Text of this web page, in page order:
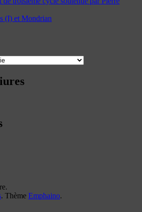
(I) et Mondrian
. Thème Emphaino.